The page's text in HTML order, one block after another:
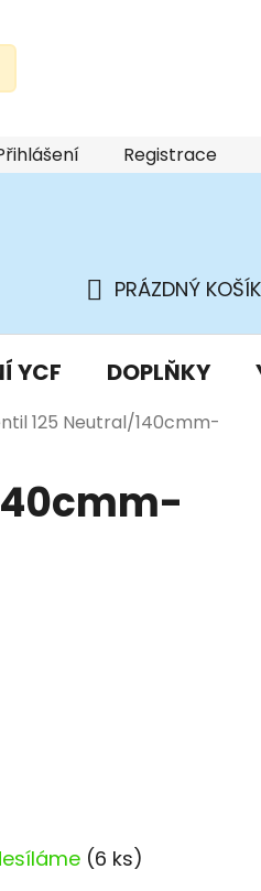
osobních údajů
Registrace
KOŠÍK
PRÁZDNÝ KOŠÍK
YCF DOPLŇKY
125 Neutral/140cmm-
(6 ks)